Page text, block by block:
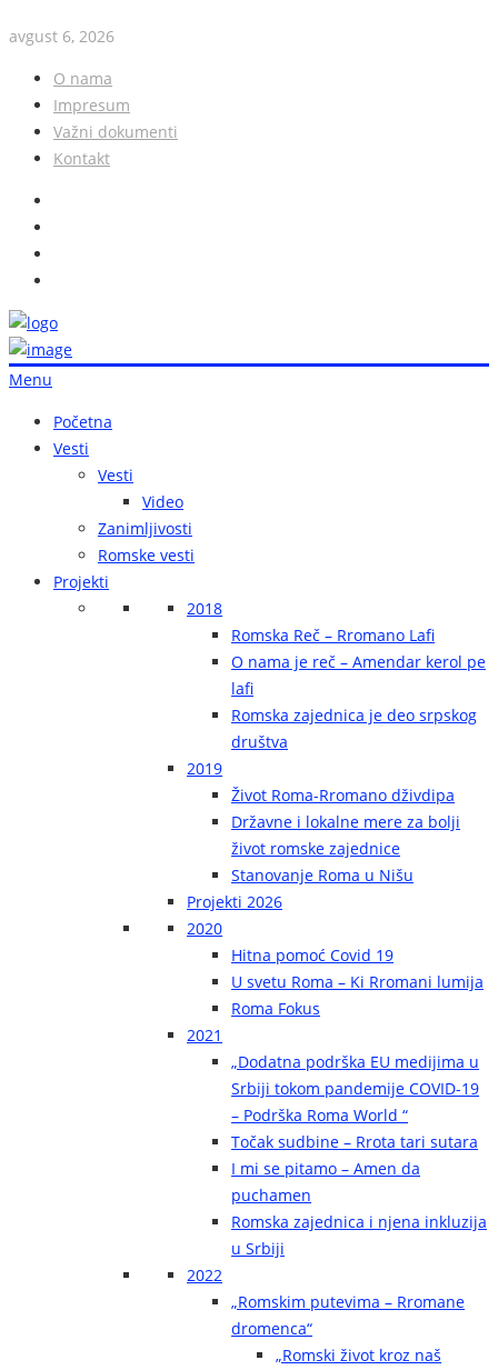
avgust 6, 2026
O nama
Impresum
Važni dokumenti
Kontakt
Menu
Početna
Vesti
Vesti
Video
Zanimljivosti
Romske vesti
Projekti
2018
Romska Reč – Rromano Lafi
O nama je reč – Amendar kerol pe
lafi
Romska zajednica je deo srpskog
društva
2019
Život Roma-Rromano dživdipa
Državne i lokalne mere za bolji
život romske zajednice
Stanovanje Roma u Nišu
Projekti 2026
2020
Hitna pomoć Covid 19
U svetu Roma – Ki Rromani lumija
Roma Fokus
2021
„Dodatna podrška EU medijima u
Srbiji tokom pandemije COVID-19
– Podrška Roma World “
Točak sudbine – Rrota tari sutara
I mi se pitamo – Amen da
puchamen
Romska zajednica i njena inkluzija
u Srbiji
2022
„Romskim putevima – Rromane
dromenca“
„Romski život kroz naš